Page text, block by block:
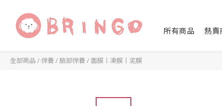
所有商品 熱賣
全部商品 /保養/臉部保養/ 面膜丨凍膜丨泥膜